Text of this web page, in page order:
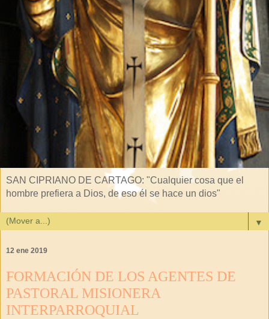
SAN CIPRIANO DE CARTAGO: "Cualquier cosa que el
hombre prefiera a Dios, de eso él se hace un dios"
▼
12 ene 2019
FORMACIÓN DE LOS AGENTES DE
PASTORAL MISIONERA
INTERPARROQUIAL